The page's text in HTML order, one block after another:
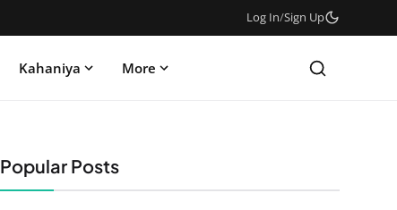
Log In/Sign Up
Kahaniya More
Popular Posts